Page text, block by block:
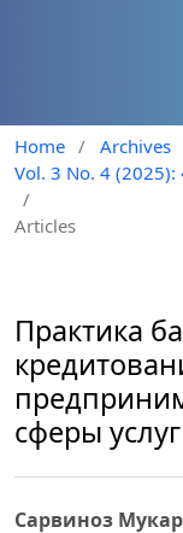
Home / Archives
Vol. 3 No. 4
/
Articles
Практика
сферы
Сарвиноз